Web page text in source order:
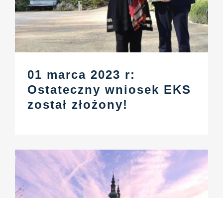
01 marca 2023 r:
Ostateczny wniosek EKS
został złożony!